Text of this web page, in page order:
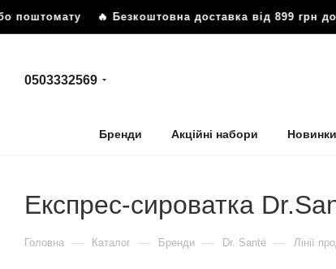
поштомату 🔥 Безкоштовна доставка від 899 грн
0503332569
Бренди Акційні набори Новинки
Експрес-сироватка
Головна — Каталог — Бренди — Dr. Santé — Лінії